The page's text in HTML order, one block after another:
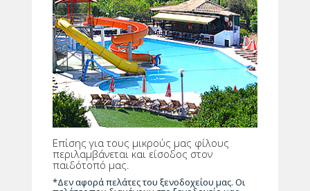
Επίσης για τους μικρούς μας φίλους
περιλαμβάνεται και είσοδος στον
παιδότοπό μας.
*Δεν αφορά πελάτες του ξενοδοχείου μας. Οι